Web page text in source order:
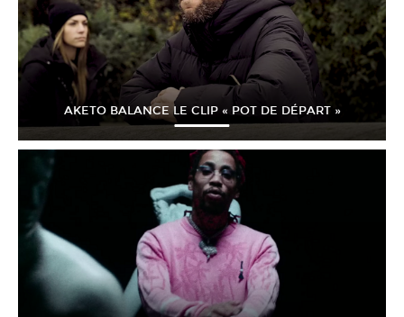
AKETO BALANCE LE CLIP « POT DE DÉPART »